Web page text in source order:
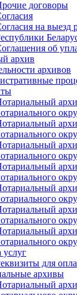
договоры
на выезд
об
архив
архивов
услуг
для
архивы